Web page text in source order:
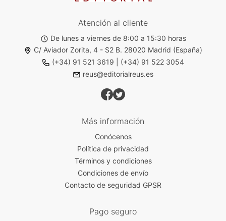
Atención al cliente
De lunes a viernes de 8:00 a 15:30 horas
C/ Aviador Zorita, 4 - S2 B. 28020 Madrid (España)
(+34) 91 521 3619
(+34) 91 522 3054
reus@editorialreus.es
Más información
Conócenos
Política de privacidad
Términos y condiciones
Condiciones de envío
Contacto de seguridad GPSR
Pago seguro